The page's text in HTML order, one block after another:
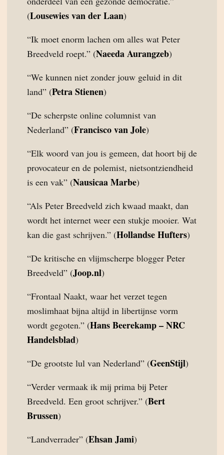
(Lousewies van der Laan)
“Ik moet enorm lachen om alles wat Peter
Breedveld roept.” (Naeeda Aurangzeb)
“We kunnen niet zonder jouw geluid in dit
land” (Petra Stienen)
“De scherpste online columnist van
Nederland” (Francisco van Jole)
“Elk woord van jou is gemeen, dat hoort bij de
provocateur en de polemist, nietsontziendheid
is een vak” (Nausicaa Marbe)
“Als Peter Breedveld zich kwaad maakt, dan
wordt het internet weer een stukje mooier. Wat
kan die gast schrijven.” (Hollandse Hufters)
“De kritische en vlijmscherpe blogger Peter
Breedveld” (Joop.nl)
“Frontaal Naakt, waar het verzet tegen
moslimhaat bijna altijd in libertijnse vorm
wordt gegoten.” (Hans Beerekamp – NRC
Handelsblad)
“De grootste lul van Nederland” (GeenStijl)
“Verder vermaak ik mij prima bij Peter
Breedveld. Een groot schrijver.” (Bert
Brussen)
“Landverrader” (Ehsan Jami)